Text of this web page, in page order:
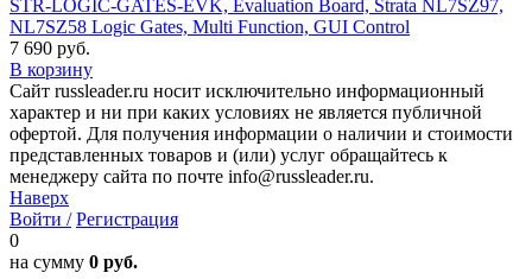
STR-LOGIC-GATES-EVK, Evaluation Board, Strata NL7SZ97,
NL7SZ58 Logic Gates, Multi Function, GUI Control
7 690 руб.
В корзину
Сайт russleader.ru носит исключительно информационный
характер и ни при каких условиях не является публичной
офертой. Для получения информации о наличии и стоимости
представленных товаров и (или) услуг обращайтесь к
менеджеру сайта по почте info@russleader.ru.
Наверх
Войти / Регистрация
0
на сумму 0 руб.